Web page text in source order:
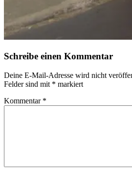
Schreibe einen Kommentar
Deine E-Mail-Adresse wird nicht
Felder sind mit * markiert
Kommentar *